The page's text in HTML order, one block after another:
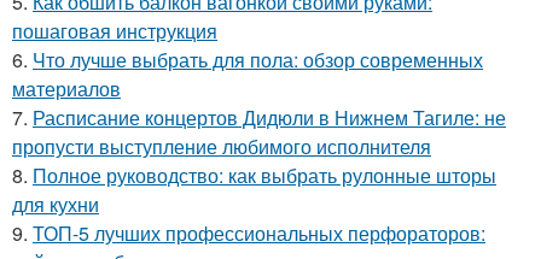
пошаговая инструкция
6. Что лучше выбрать для пола: обзор современных
материалов
7. Расписание концертов Дидюли в Нижнем Тагиле: не
пропусти выступление любимого исполнителя
8. Полное руководство: как выбрать рулонные шторы
для кухни
9. ТОП-5 лучших профессиональных перфораторов: